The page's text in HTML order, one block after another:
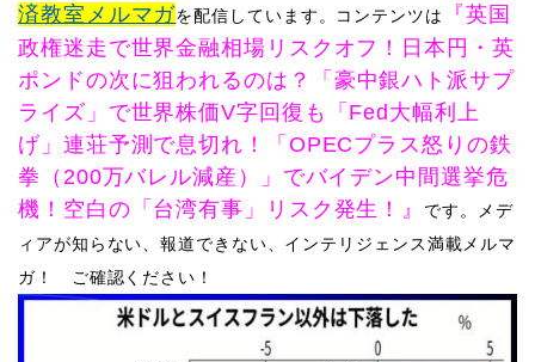
済教室メルマガを配信しています。 コンテンツは
『英国
政権迷走で世界金融相場リスクオフ！日本円・英
ポンドの次に狙われるのは？
「豪中銀ハト派サプ
ライズ」で世界株価V字回復も「Fed大幅利上
げ」連荘予測で息切れ！「OPECプラス怒りの鉄
拳（200万バレル減産）」でバイデン中間選挙危
機！空白の「台湾有事」リスク発生！』
です。
メデ
ィアが知らない、報道できない、インテリジェンス満載メルマ
ガ！ ご確認ください！